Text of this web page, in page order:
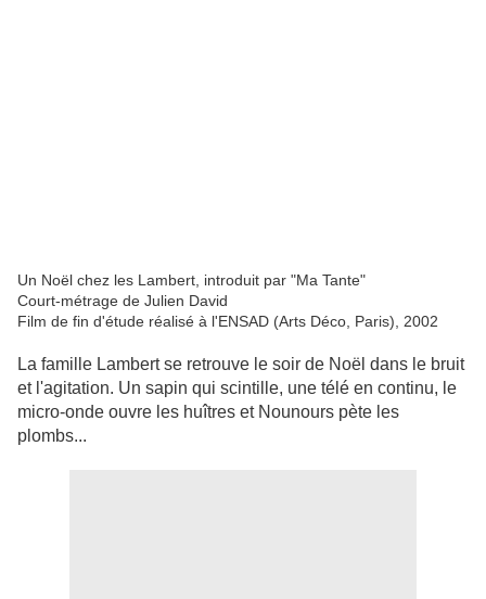
Un Noël chez les Lambert, introduit par "Ma Tante"
Court-métrage de Julien David
Film de fin d'étude réalisé à l'ENSAD (Arts Déco, Paris), 2002
La famille Lambert se retrouve le soir de Noël dans le bruit
et l'agitation. Un sapin qui scintille, une télé en continu, le
micro-onde ouvre les huîtres et Nounours pète les
plombs...